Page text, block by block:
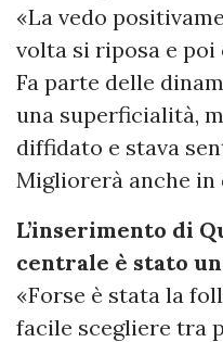
«La vedo
volta si riposa e poi
Fa parte delle
una superficialità,
diffidato e stava
Migliorerà anche in
L’inserimento di
centrale è stato
«Forse è stata la
facile scegliere tra